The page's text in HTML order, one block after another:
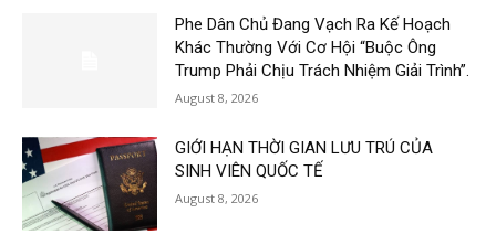
Phe Dân Chủ Đang Vạch Ra Kế Hoạch
Khác Thường Với Cơ Hội “Buộc Ông
Trump Phải Chịu Trách Nhiệm Giải Trình”.
August 8, 2026
GIỚI HẠN THỜI GIAN LƯU TRÚ CỦA
SINH VIÊN QUỐC TẾ
August 8, 2026